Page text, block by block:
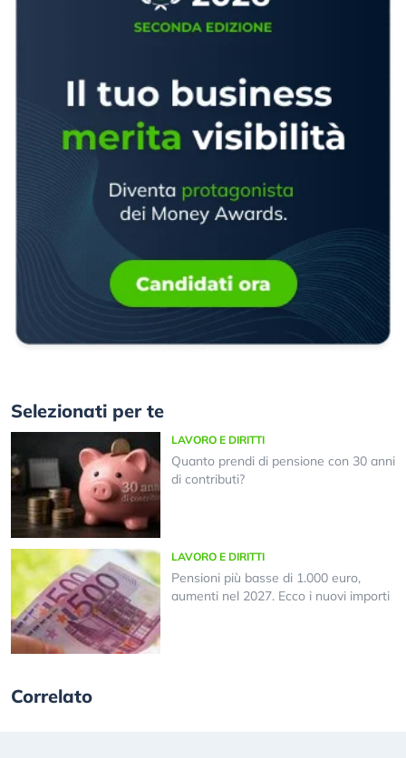
Selezionati per te
LAVORO E DIRITTI
Quanto prendi di pensione con 30 anni
di contributi?
LAVORO E DIRITTI
Pensioni più basse di 1.000 euro,
aumenti nel 2027. Ecco i nuovi importi
Correlato